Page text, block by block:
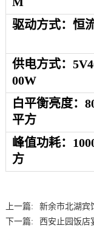
驱动方式：恒
供电方式：
00W
白平衡亮度： 8
平方
峰值功耗：
方
上一篇:
新余市北湖宾
下一篇:
西安止园饭店